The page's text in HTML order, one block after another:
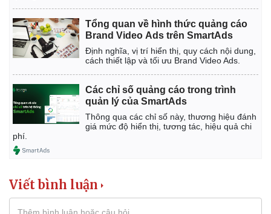
Tổng quan về hình thức quảng cáo
Brand Video Ads trên SmartAds
Định nghĩa, vị trí hiển thị, quy cách nội dung,
cách thiết lập và tối ưu Brand Video Ads.
Các chỉ số quảng cáo trong trình
quản lý của SmartAds
Thông qua các chỉ số này, thương hiệu đánh
giá mức độ hiển thị, tương tác, hiệu quả chi
phí.
Viết bình luận